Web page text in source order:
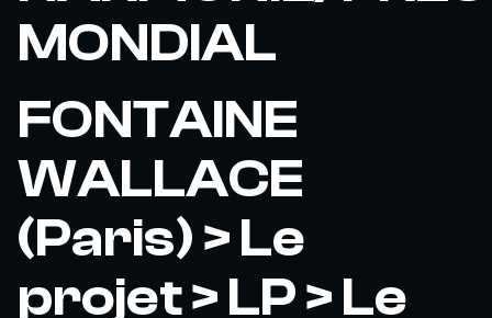
MONDIAL
FONTAINE
WALLACE
(Paris) > Le
projet > LP > Le